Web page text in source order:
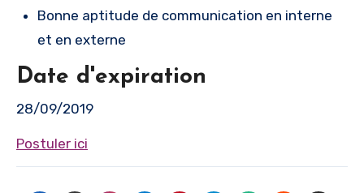
Bonne aptitude de communication en interne
et en externe
Date d'expiration
28/09/2019
Postuler ici